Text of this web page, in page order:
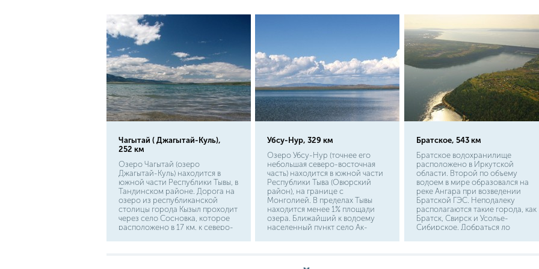
Чагытай ( Джагытай-Куль),
252 км
Озеро Чагытай (озеро
Джагытай-Куль) находится в
южной части Республики Тывы, в
Тандинском районе. Дорога на
озеро из республиканской
столицы города Кызыл проходит
через село Сосновка, которое
расположено в 17 км. к северо-
Убсу-Нур, 329 км
Озеро Убсу-Нур (точнее его
небольшая северо-восточная
часть) находится в южной части
Республики Тыва (Овюрский
район), на границе с
Монголией. В пределах Тывы
находится менее 1% площади
озера. Ближайший к водоему
населенный пункт село Ак-
Братское, 543 км
Братское водохранилище
расположено в Иркутской
области. Второй по объему
водоем в мире образовался на
реке Ангара при возведении
Братской ГЭС. Неподалеку
располагаются такие города, как
Братск, Свирск и Усолье-
Сибирское. Добраться до